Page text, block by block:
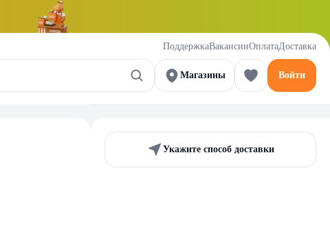
ПоддержкаВакансииОплатаДоставка
Магазины Войти
Укажите способ доставки